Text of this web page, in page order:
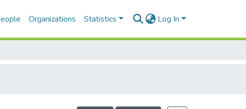
Organizations Statistics Log In